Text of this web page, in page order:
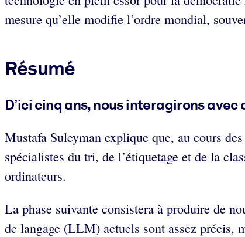
mesure qu’elle modifie l’ordre mondial,
Résumé
D’ici cinq ans, nous interagirons
Mustafa Suleyman explique que, au cours
spécialistes du tri, de l’étiquetage et de la
ordinateurs.
La phase suivante consistera à produire de
de langage (LLM) actuels sont assez précis,